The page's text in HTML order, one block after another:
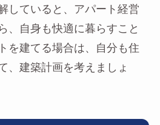
していると、アパート経営
、自身も快適に暮らすこと
を建てる場合は、自分も住
、建築計画を考えましょ